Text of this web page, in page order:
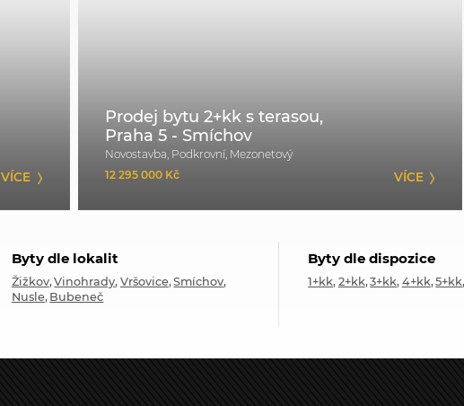
VÍCE
Prodej bytu 2+kk s terasou,
Praha 5 - Smíchov
Novostavba, Podkrovní, Mezonetový
12 295 000 Kč
VÍCE
Byty dle lokalit
Žižkov Vinohrady Vršovice Smíchov
Nusle Bubeneč
Byty dle dispozice
1+kk 2+kk 3+kk 4+kk 5+kk